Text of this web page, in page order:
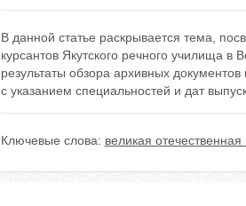
В данной статье раскрывается тема,
курсантов Якутского речного училища
результаты обзора архивных
с указанием специальностей и дат
Ключевые слова: великая отечественная